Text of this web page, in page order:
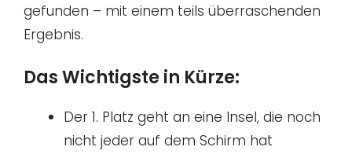
gefunden – mit einem teils überraschenden
Ergebnis.
Das Wichtigste in Kürze:
Der 1. Platz geht an eine Insel, die noch
nicht jeder auf dem Schirm hat